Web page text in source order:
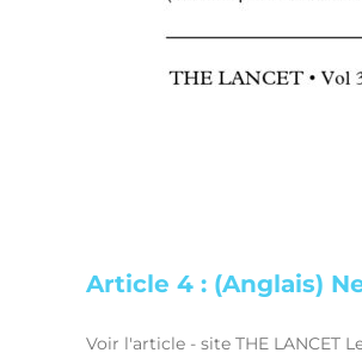
Article 4 : (Anglais)
Voir l'article - site THE LANCET